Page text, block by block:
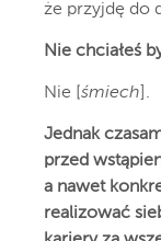
że przyjdę do
Nie chciałeś
Nie [ śmiech ].
Jednak
przed
a nawet
realizować